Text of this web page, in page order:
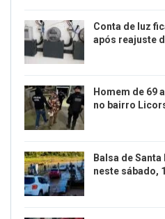
Conta de luz
após reajuste
Homem de 69
no bairro
Balsa de
neste sábado,